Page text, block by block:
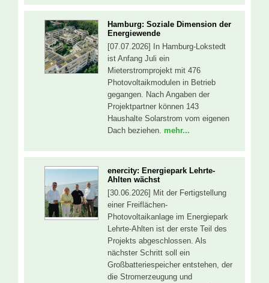
Hamburg: Soziale Dimension der
Energiewende
[07.07.2026] In Hamburg-Lokstedt
ist Anfang Juli ein
Mieterstromprojekt mit 476
Photovoltaikmodulen in Betrieb
gegangen. Nach Angaben der
Projektpartner können 143
Haushalte Solarstrom vom eigenen
Dach beziehen. mehr...
enercity: Energiepark Lehrte-
Ahlten wächst
[30.06.2026] Mit der Fertigstellung
einer Freiflächen-
Photovoltaikanlage im Energiepark
Lehrte-Ahlten ist der erste Teil des
Projekts abgeschlossen. Als
nächster Schritt soll ein
Großbatteriespeicher entstehen, der
die Stromerzeugung und